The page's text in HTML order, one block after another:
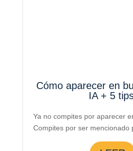
Cómo aparecer en
IA + 5
Ya no compites por aparecer
Compites por ser mencionado